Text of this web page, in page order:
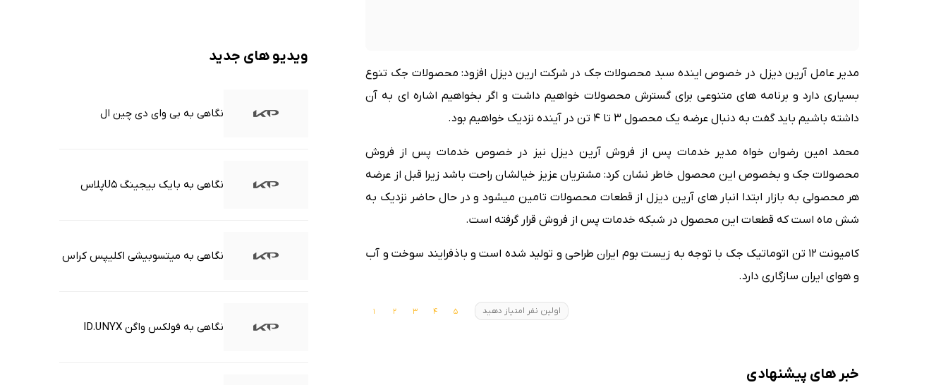
مدیر عامل آرین دیزل در خصوص اینده سبد محصولات جک در شرکت ارین دیزل افزود: محصولات جک تنوع
بسیاری دارد و برنامه های متنوعی برای گسترش محصولات خواهیم داشت و اگر بخواهیم اشاره ای به آن
داشته باشیم باید گفت به دنبال عرضه یک محصول 3 تا 4 تن در آینده نزدیک خواهیم بود.
محمد امین رضوان خواه مدیر خدمات پس از فروش آرین دیزل نیز در خصوص خدمات پس از فروش
محصولات جک و بخصوص این محصول خاطر نشان کرد: مشتریان عزیز خیالشان راحت باشد زیرا قبل از عرضه
هر محصولی به بازار ابتدا انبار های آرین دیزل از قطعات محصولات تامین میشود و در حال حاضر نزدیک به
شش ماه است که قطعات این محصول در شبکه خدمات پس از فروش قرار گرفته است.
کامیونت 12 تن اتوماتیک جک با توجه به زیست بوم ایران طراحی و تولید شده است و باذفرایند سوخت و آب
و هوای ایران سازگاری دارد.
اولین نفر امتیاز دهید
خبر های پیشنهادی
ویدیو های جدید
نگاهی به بی وای دی چین ال
نگاهی به بایک بیجینگ U5پلاس
نگاهی به میتسوبیشی اکلیپس کراس
نگاهی به فولکس واگن ID.UNYX